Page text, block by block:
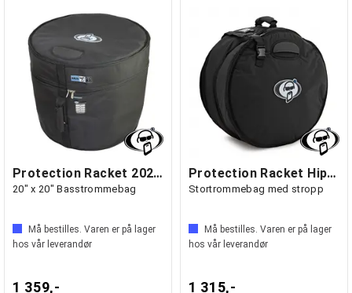
Protection Racket 2020-00
20" x 20" Basstrommebag
Må bestilles. Varen er på lager
hos vår leverandør
1 359,-
Protection Racket Hip Gig Kit
Stortrommebag med stropp
Må bestilles. Varen er på lager
hos vår leverandør
1 315,-